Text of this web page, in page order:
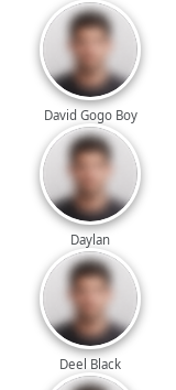
David Gogo Boy
Daylan
Deel Black